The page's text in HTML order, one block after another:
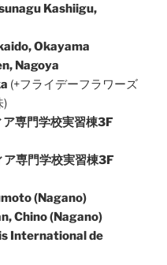
Kashiigu,
Okayama
Nagoya
(+フライデーフラワーズ
)
専門学校実習棟3F
専門学校実習棟3F
(Nagano)
Chino (Nagano)
International de